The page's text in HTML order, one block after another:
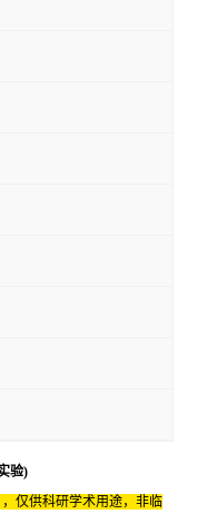
验)
仅供科研学术用途，非临